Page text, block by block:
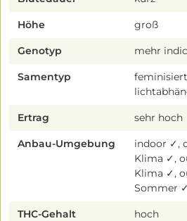
Höhe groß
Genotyp mehr
Samentyp
Ertrag sehr hoch
Anbau-Umgebung
indoor ✓,
Klima ✓,
Klima ✓,
Sommer ✓
THC-Gehalt hoch